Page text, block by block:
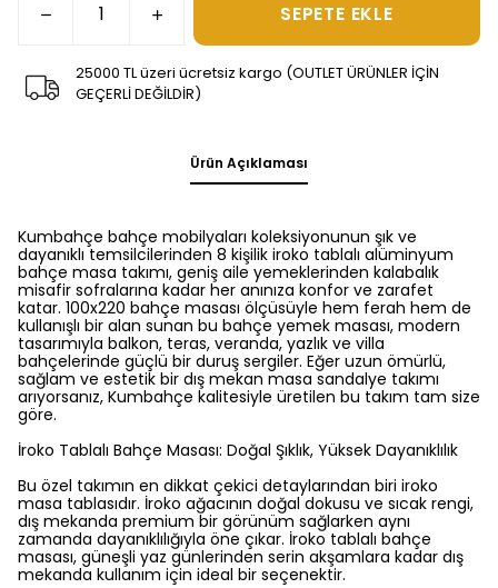
SEPETE EKLE
25000 TL üzeri ücretsiz kargo (OUTLET ÜRÜNLER İÇİN
GEÇERLİ DEĞİLDİR)
Ürün Açıklaması
Kumbahçe bahçe mobilyaları koleksiyonunun şık ve
dayanıklı temsilcilerinden 8 kişilik iroko tablalı alüminyum
bahçe masa takımı, geniş aile yemeklerinden kalabalık
misafir sofralarına kadar her anınıza konfor ve zarafet
katar. 100x220 bahçe masası ölçüsüyle hem ferah hem de
kullanışlı bir alan sunan bu bahçe yemek masası, modern
tasarımıyla balkon, teras, veranda, yazlık ve villa
bahçelerinde güçlü bir duruş sergiler. Eğer uzun ömürlü,
sağlam ve estetik bir dış mekan masa sandalye takımı
arıyorsanız, Kumbahçe kalitesiyle üretilen bu takım tam size
göre.
İroko Tablalı Bahçe Masası: Doğal Şıklık, Yüksek Dayanıklılık
Bu özel takımın en dikkat çekici detaylarından biri iroko
masa tablasıdır. İroko ağacının doğal dokusu ve sıcak rengi,
dış mekanda premium bir görünüm sağlarken aynı
zamanda dayanıklılığıyla öne çıkar. İroko tablalı bahçe
masası, güneşli yaz günlerinden serin akşamlara kadar dış
mekanda kullanım için ideal bir seçenektir.